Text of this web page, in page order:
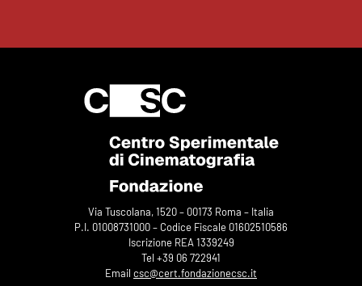
Via Tuscolana, 1520 – 00173 Roma – Italia
P.I. 01008731000 – Codice Fiscale 01602510586
Iscrizione REA 1339249
Tel +39 06 722941
Email csc@cert.fondazionecsc.it